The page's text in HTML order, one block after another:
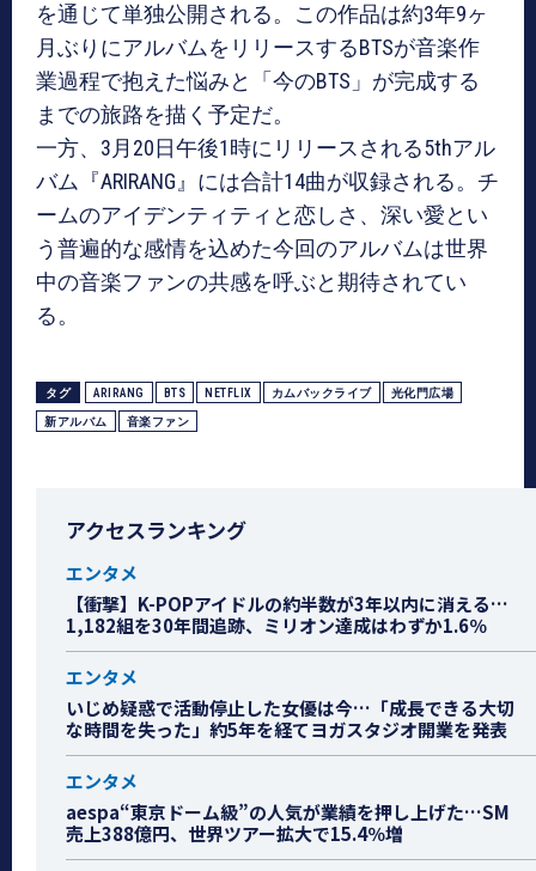
を通じて単独公開される。この作品は約3年9ヶ
月ぶりにアルバムをリリースするBTSが音楽作
業過程で抱えた悩みと「今のBTS」が完成する
までの旅路を描く予定だ。
一方、3月20日午後1時にリリースされる5thアル
バム『ARIRANG』には合計14曲が収録される。チ
ームのアイデンティティと恋しさ、深い愛とい
う普遍的な感情を込めた今回のアルバムは世界
中の音楽ファンの共感を呼ぶと期待されてい
る。
タグ ARIRANG BTS NETFLIX カムバックライブ 光化門広場
新アルバム 音楽ファン
アクセスランキング
エンタメ
【衝撃】K-POPアイドルの約半数が3年以内に消える…
1,182組を30年間追跡、ミリオン達成はわずか1.6％
エンタメ
いじめ疑惑で活動停止した女優は今…「成長できる大切
な時間を失った」約5年を経てヨガスタジオ開業を発表
エンタメ
aespa“東京ドーム級”の人気が業績を押し上げた…SM
売上388億円、世界ツアー拡大で15.4％増